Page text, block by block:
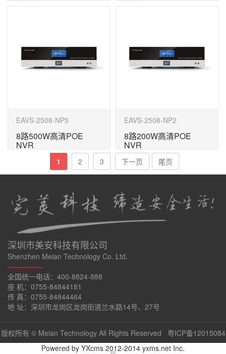
EAVS-2508-NP5
8路500W高清POE
NVR
EAVS-2508-NP2
8路200W高清POE
NVR
1 2 3 下一页 尾页
深圳市美安科技有限公司
Shenzhen Meian Technology Co. Ltd.
—————
全国统一电话：400-8824-888
座 机：0755-84844181
传 真：0755-84844464
地 址：深圳市龙岗区龙岗街道兰水路14号、27号
版权所有 © Meian Technology All Rights Reserved 粤ICP备12015084
Powered by YXcms 2012-2014 yxms.net Inc.